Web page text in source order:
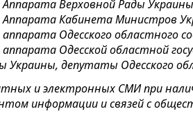
Верховной Рады
Кабинета Министров
Одесского областного
Одесской областной
депутаты Одесского
и электронных СМИ при
информации и связей с